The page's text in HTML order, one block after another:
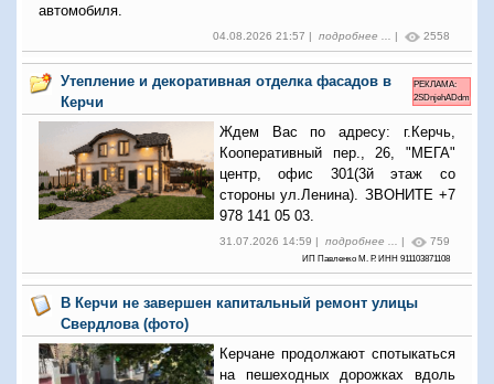
автомобиля.
04.08.2026 21:57 | подробнее ... | 2558
Утепление и декоративная отделка фасадов в
Керчи
РЕКЛАМА:
2SDnjehADdm
Ждем Вас по адресу: г.Керчь,
Кооперативный пер., 26, "МЕГА"
центр, офис 301(3й этаж со
стороны ул.Ленина). ЗВОНИТЕ +7
978 141 05 03.
31.07.2026 14:59 | подробнее ... | 759
ИП Павленко М. Р. ИНН 911103871108
В Керчи не завершен капитальный ремонт улицы
Свердлова (фото)
Керчане продолжают спотыкаться
на пешеходных дорожках вдоль